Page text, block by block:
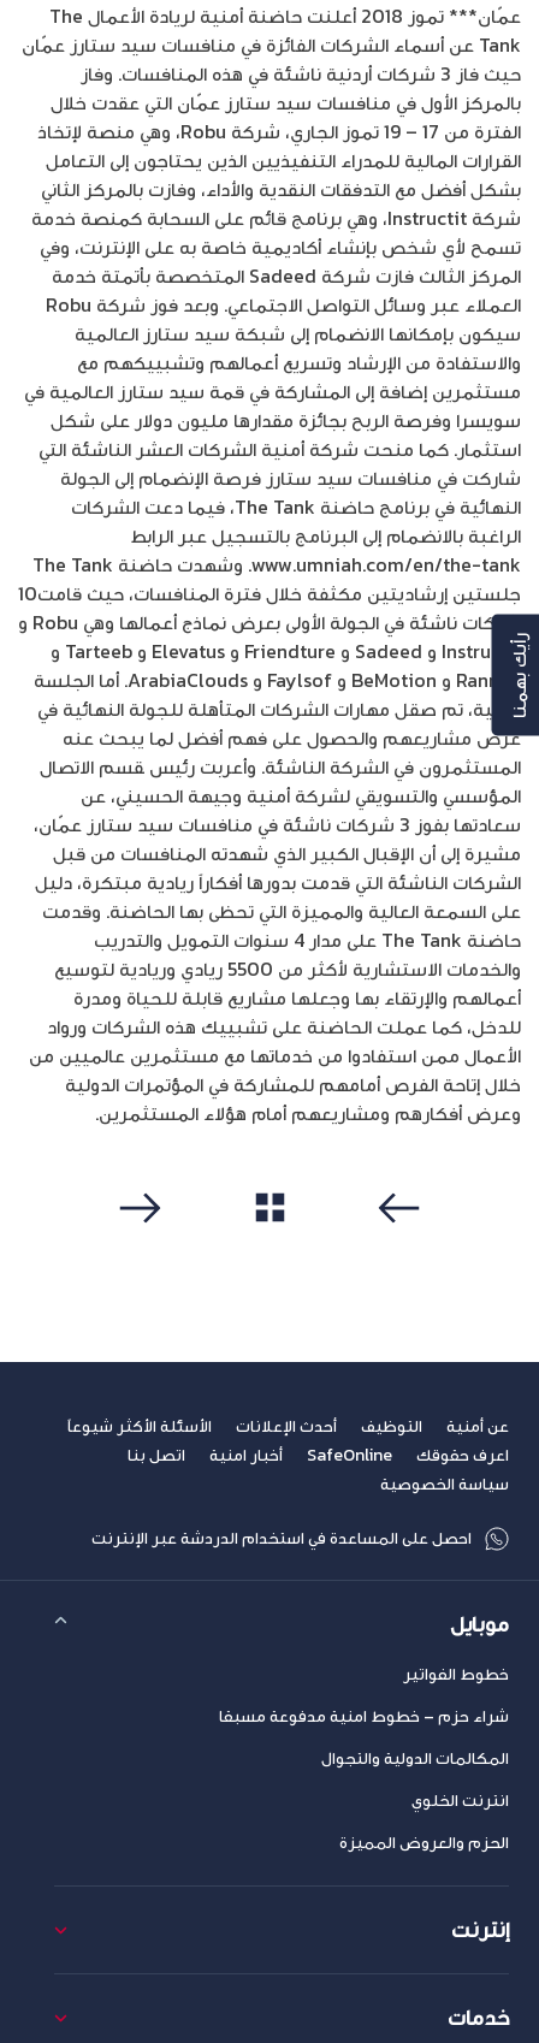
عمّان*** تموز 2018 أعلنت حاضنة أمنية لريادة الأعمال The
Tank عن أسماء الشركات الفائزة في منافسات سيد ستارز عمّان
حيث فاز 3 شركات أردنية ناشئة في هذه المنافسات. وفاز
بالمركز الأول في منافسات سيد ستارز عمّان التي عقدت خلال
الفترة من 17 – 19 تموز الجاري، شركة Robu، وهي منصة لإتخاذ
القرارات المالية للمدراء التنفيذيين الذين يحتاجون إلى التعامل
بشكل أفضل مع التدفقات النقدية والأداء، وفازت بالمركز الثاني
شركة Instructit، وهي برنامج قائم على السحابة كمنصة خدمة
تسمح لأي شخص بإنشاء أكاديمية خاصة به على الإنترنت، وفي
المركز الثالث فازت شركة Sadeed المتخصصة بأتمتة خدمة
العملاء عبر وسائل التواصل الاجتماعي. وبعد فوز شركة Robu
سيكون بإمكانها الانضمام إلى شبكة سيد ستارز العالمية
والاستفادة من الإرشاد وتسريع أعمالهم وتشبييكهم مع
مستثمرين إضافة إلى المشاركة في قمة سيد ستارز العالمية في
سويسرا وفرصة الربح بجائزة مقدارها مليون دولار على شكل
استثمار. كما منحت شركة أمنية الشركات العشر الناشئة التي
شاركت في منافسات سيد ستارز فرصة الإنضمام إلى الجولة
النهائية في برنامج حاضنة The Tank، فيما دعت الشركات
الراغبة بالانضمام إلى البرنامج بالتسجيل عبر الرابط
www.umniah.com/en/the-tank. وشهدت حاضنة The Tank
جلستين إرشاديتين مكثفة خلال فترة المنافسات، حيث قامت10
شركات ناشئة في الجولة الأولى بعرض نماذج أعمالها وهي Robu و
Instructit و Sadeed و Friendture و Elevatus و Tarteeb و
Ranneh و BeMotion و Faylsof و ArabiaClouds. أما الجلسة
الثانية، تم صقل مهارات الشركات المتأهلة للجولة النهائية في
عرض مشاريعهم والحصول على فهم أفضل لما يبحث عنه
المستثمرون في الشركة الناشئة. وأعربت رئيس ‍قسم الاتصال
المؤسسي والتسويقي لشركة أمنية وجيهة الحسيني، عن
سعادتها بفوز 3 شركات ناشئة في منافسات سيد ستارز عمّان،
مشيرة إلى أن الإقبال الكبير الذي شهدته المنافسات من قبل
الشركات الناشئة التي قدمت بدورها أفكاراً ريادية مبتكرة، دليل
على السمعة العالية والمميزة التي تحظى بها الحاضنة. وقدمت
حاضنة The Tank على مدار 4 سنوات التمويل والتدريب
والخدمات الاستشارية لأكثر من 5500 ريادي وريادية لتوسيع
أعمالهم والإرتقاء بها وجعلها مشاريع قابلة للحياة ومدرة
للدخل، كما عملت الحاضنة على تشبييك هذه الشركات ورواد
الأعمال ممن استفادوا من خدماتها مع مستثمرين عالميين من
خلال إتاحة الفرص أمامهم للمشاركة في المؤتمرات الدولية
وعرض أفكارهم ومشاريعهم أمام هؤلاء المستثمرين.
عن أمنية التوظيف أحدث الإعلانات
الأسئلة الأكثر شيوعاً
اعرف حقوقك
SafeOnline أخبار امنية
اتصل بنا
سياسة الخصوصية
احصل على المساعدة في استخدام الدردشة عبر الإنترنت
موبايل
خطوط الفواتير
شراء حزم – خطوط امنية مدفوعة مسبقا
المكالمات الدولية والتجوال
انترنت الخلوي
الحزم والعروض المميزة
إنترنت
خدمات
رأيك بهمنا